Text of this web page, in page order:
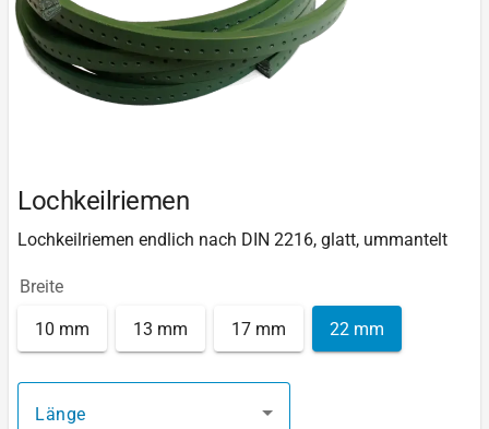
Lochkeilriemen
Lochkeilriemen endlich nach DIN 2216, glatt, ummantelt
Breite
10 mm 13 mm 17 mm 22 mm
Länge